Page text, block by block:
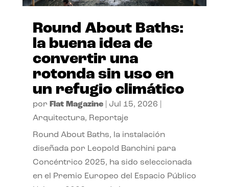
Round About Baths:
la buena idea de
convertir una
rotonda sin uso en
un refugio climático
por Flat Magazine| Jul 15, 2026
Arquitectura, Reportaje
Round About Baths, la instalación
diseñada por Leopold Banchini para
Concéntrico 2025, ha sido seleccionada
en el Premio Europeo del Espacio Público